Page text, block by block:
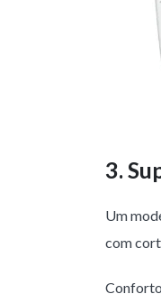
3.
Um
com
Conforto